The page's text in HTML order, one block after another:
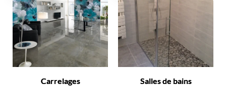
Carrelages Salles de bains